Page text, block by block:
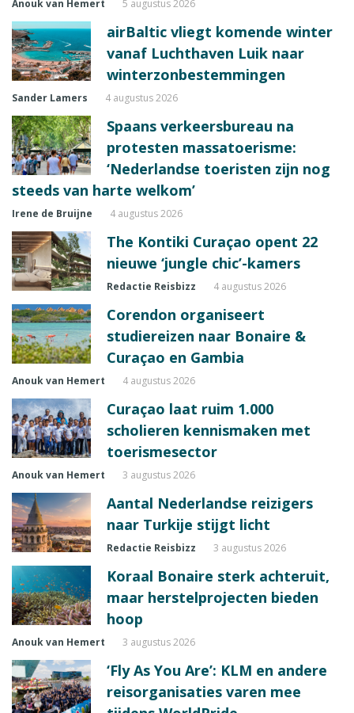
Anouk van Hemert 5 augustus 2026
airBaltic vliegt komende winter
vanaf Luchthaven Luik naar
winterzonbestemmingen
Sander Lamers 4 augustus 2026
Spaans verkeersbureau na
protesten massatoerisme:
‘Nederlandse toeristen zijn nog
steeds van harte welkom’
Irene de Bruijne 4 augustus 2026
The Kontiki Curaçao opent 22
nieuwe ‘jungle chic’-kamers
Redactie Reisbizz 4 augustus 2026
Corendon organiseert
studiereizen naar Bonaire &
Curaçao en Gambia
Anouk van Hemert 4 augustus 2026
Curaçao laat ruim 1.000
scholieren kennismaken met
toerismesector
Anouk van Hemert 3 augustus 2026
Aantal Nederlandse reizigers
naar Turkije stijgt licht
Redactie Reisbizz 3 augustus 2026
Koraal Bonaire sterk achteruit,
maar herstelprojecten bieden
hoop
Anouk van Hemert 3 augustus 2026
‘Fly As You Are’: KLM en andere
reisorganisaties varen mee